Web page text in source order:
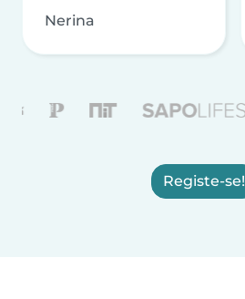
Nerina
Registe-se!